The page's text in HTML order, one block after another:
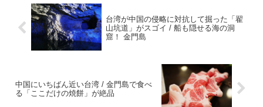
台湾が中国の侵略に対抗して掘った「翟
山坑道」がスゴイ / 船も隠せる海の洞
窟！ 金門島
中国にいちばん近い台湾 / 金門島で食べ
る「ここだけの焼餅」が絶品